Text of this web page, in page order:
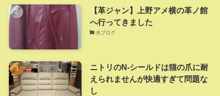
【革ジャン】上野アメ横の革ノ館
へ行ってきました
夫ブログ
ニトリのN-シールドは猫の爪に耐
えられませんが快適すぎて問題な
し